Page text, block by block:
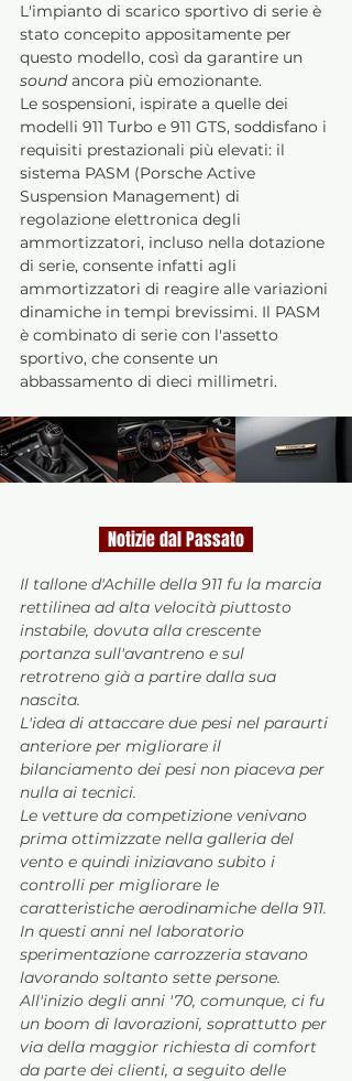
L'impianto di scarico sportivo di serie è
stato concepito appositamente per
questo modello, così da garantire un
sound ancora più emozionante.
Le sospensioni, ispirate a quelle dei
modelli 911 Turbo e 911 GTS, soddisfano i
requisiti prestazionali più elevati: il
sistema PASM (Porsche Active
Suspension Management) di
regolazione elettronica degli
ammortizzatori, incluso nella dotazione
di serie, consente infatti agli
ammortizzatori di reagire alle variazioni
dinamiche in tempi brevissimi. Il PASM
è combinato di serie con l'assetto
sportivo, che consente un
abbassamento di dieci millimetri.
  Notizie dal Passato
Il tallone d'Achille della 911 fu la marcia
rettilinea ad alta velocità piuttosto
instabile, dovuta alla crescente
portanza sull'avantreno e sul
retrotreno già a partire dalla sua
nascita.
L'idea di attaccare due pesi nel paraurti
anteriore per migliorare il
bilanciamento dei pesi non piaceva per
nulla ai tecnici.
Le vetture da competizione venivano
prima ottimizzate nella galleria del
vento e quindi iniziavano subito i
controlli per migliorare le
caratteristiche aerodinamiche della 911.
In questi anni nel laboratorio
sperimentazione carrozzeria stavano
lavorando soltanto sette persone.
All'inizio degli anni '70, comunque, ci fu
un boom di lavorazioni, soprattutto per
via della maggior richiesta di comfort
da parte dei clienti, a seguito delle